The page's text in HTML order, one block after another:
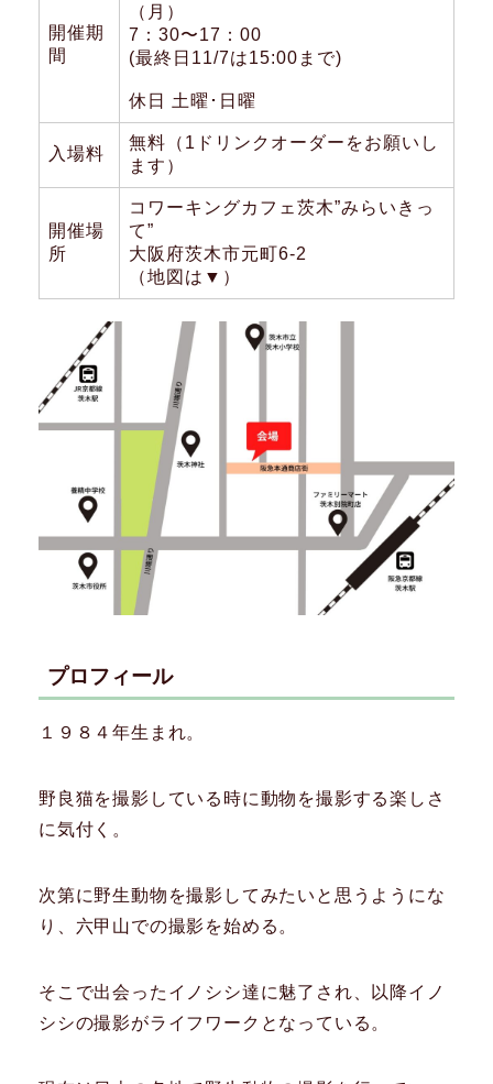
開催期
間
（月）
7：30〜17：00
(最終日11/7は15:00まで)
休日 土曜･日曜
入場料
無料（1ドリンクオーダーをお願いし
ます）
開催場
所
コワーキングカフェ茨木”みらいきっ
て”
大阪府茨木市元町6-2
（地図は▼）
プロフィール
１９８４年生まれ。
野良猫を撮影している時に動物を撮影する楽しさ
に気付く。
次第に野生動物を撮影してみたいと思うようにな
り、六甲山での撮影を始める。
そこで出会ったイノシシ達に魅了され、以降イノ
シシの撮影がライフワークとなっている。